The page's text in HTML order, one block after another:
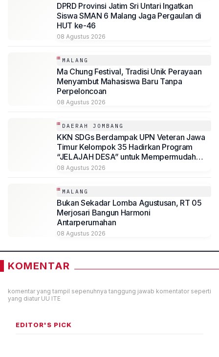
DPRD Provinsi Jatim Sri Untari Ingatkan
Siswa SMAN 6 Malang Jaga Pergaulan di
HUT ke-46
08 Agustus 2026
MALANG
Ma Chung Festival, Tradisi Unik Perayaan
Menyambut Mahasiswa Baru Tanpa
Perpeloncoan
08 Agustus 2026
DAERAH JOMBANG
KKN SDGs Berdampak UPN Veteran Jawa
Timur Kelompok 35 Hadirkan Program
“JELAJAH DESA” untuk Mempermudah
Akses Informasi Desa Sambirejo
08 Agustus 2026
MALANG
Bukan Sekadar Lomba Agustusan, RT 05
Merjosari Bangun Harmoni
Antarperumahan
08 Agustus 2026
KOMENTAR
komentar yang tampil sepenuhnya tanggung jawab komentator seperti
yang diatur UU ITE
EDITOR'S PICK